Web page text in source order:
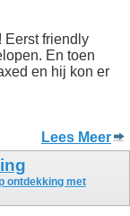
Eerst friendly
En toen
en hij kon er
Lees Meer
ontdekking met